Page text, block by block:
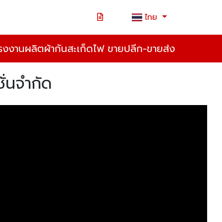
ไทย
งงานผลิตผ้ากันสะเก็ดไฟ ขายปลีก-ขายส่ง
นจำกัด